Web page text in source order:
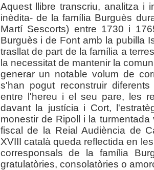
Aquest llibre transcriu, analitza i
inèdita- de la família Burguès
Martí Sescorts) entre 1730 i
Burguès i de Font amb la pubilla
trasllat de part de la família a
la necessitat de mantenir la
generar un notable volum de
s'han pogut reconstruir
entre l'hereu i el seu pare, les
davant la justícia i Cort,
monestir de Ripoll i la
fiscal de la Reial Audiència de
XVIII català queda reflectida en
corresponsals de la família
gratulatòries, consolatòries o